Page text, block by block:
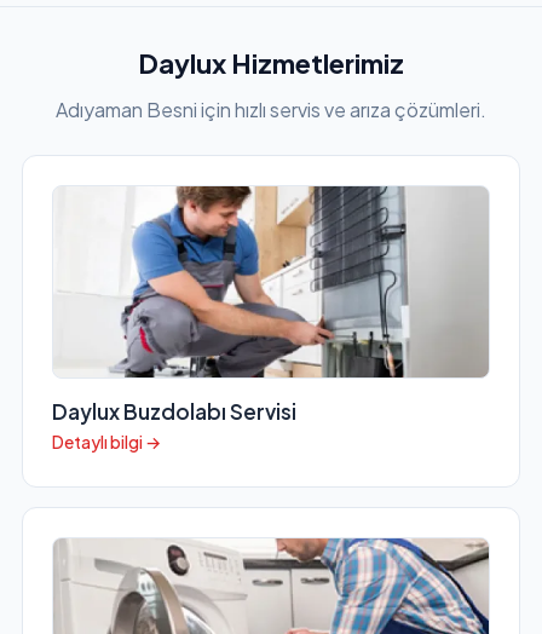
Daylux Hizmetlerimiz
Adıyaman Besni için hızlı servis ve arıza çözümleri.
Daylux Buzdolabı Servisi
Detaylı bilgi →